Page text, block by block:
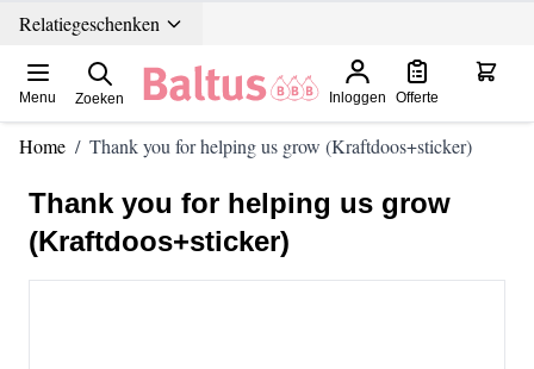
Ga direct door naar de inhoud
Relatiegeschenken
Menu Zoeken Inloggen Offerte
Home / Thank you for helping us grow (Kraftdoos+sticker)
Thank you for helping us grow
(Kraftdoos+sticker)